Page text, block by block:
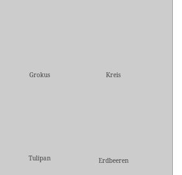
Grokus
Kreis
Tulipan Erdbeeren